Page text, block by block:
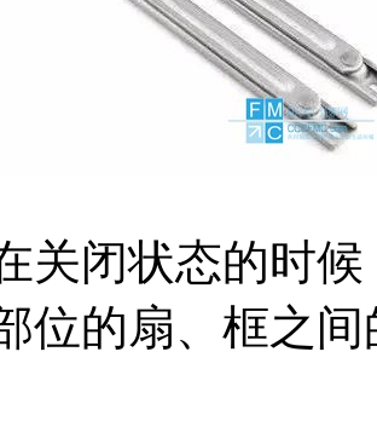
关闭状态的时
位的扇、框之